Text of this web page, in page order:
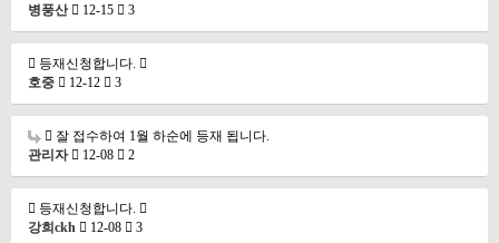
병풍산
12-15 3
등재신청합니다.
호중
12-12 3
잘 접수하여 1월 하순에 등재 됩니다.
관리자
12-08 2
등재신청합니다.
강희ckh
12-08 3